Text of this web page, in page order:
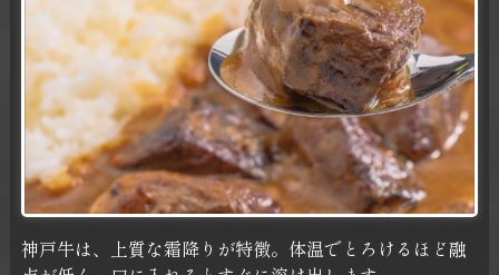
神戸牛は、上質な霜降りが特徴。体温でとろけるほど融